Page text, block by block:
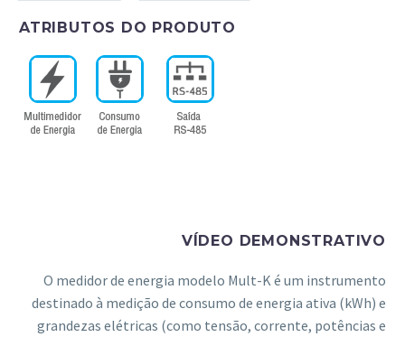
ATRIBUTOS DO PRODUTO
VÍDEO DEMONSTRATIVO
O medidor de energia modelo Mult-K é um instrumento
destinado à medição de consumo de energia ativa (kWh) e
grandezas elétricas (como tensão, corrente, potências e